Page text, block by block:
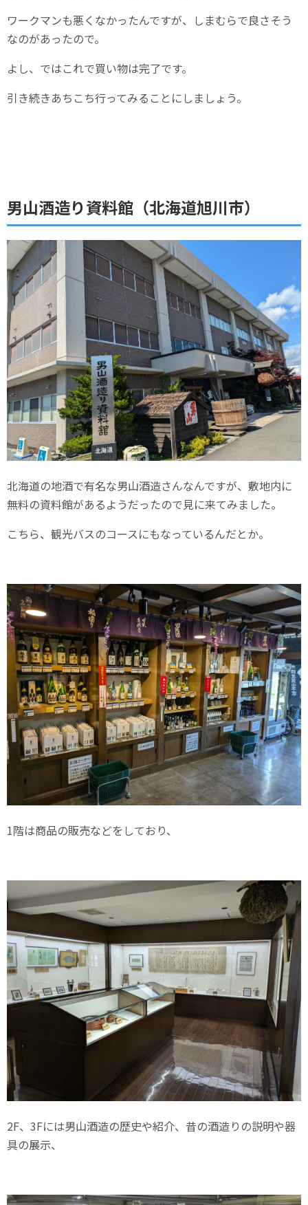
ワークマンも悪くなかったんですが、しまむらで良さそう
なのがあったので。
よし、ではこれで買い物は完了です。
引き続きあちこち行ってみることにしましょう。
男山酒造り資料館（北海道旭川市）
北海道の地酒で有名な男山酒造さんなんですが、敷地内に
無料の資料館があるようだったので見に来てみました。
こちら、観光バスのコースにもなっているんだとか。
1階は商品の販売などをしており、
2F、3Fには男山酒造の歴史や紹介、昔の酒造りの説明や器
具の展示、